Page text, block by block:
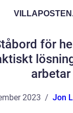
för
2023 Jon